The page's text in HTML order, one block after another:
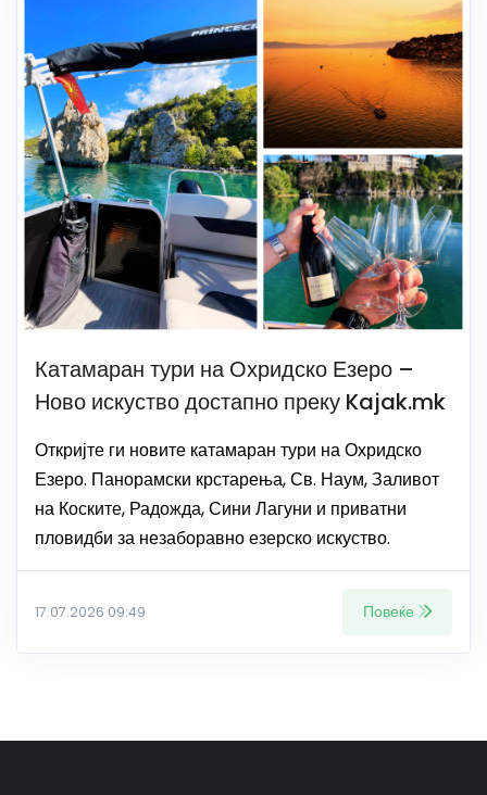
Катамаран тури на Охридско Езеро –
Ново искуство достапно преку Kajak.mk
Откријте ги новите катамаран тури на Охридско
Езеро. Панорамски крстарења, Св. Наум, Заливот
на Коските, Радожда, Сини Лагуни и приватни
пловидби за незаборавно езерско искуство.
17.07.2026 09:49 Повеќе